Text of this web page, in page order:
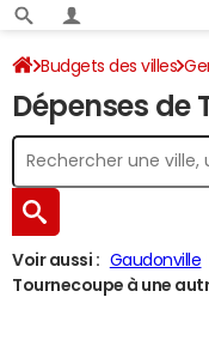
Budgets des villes
Dépenses de
Voir aussi : Gaudonville
Tournecoupe à une